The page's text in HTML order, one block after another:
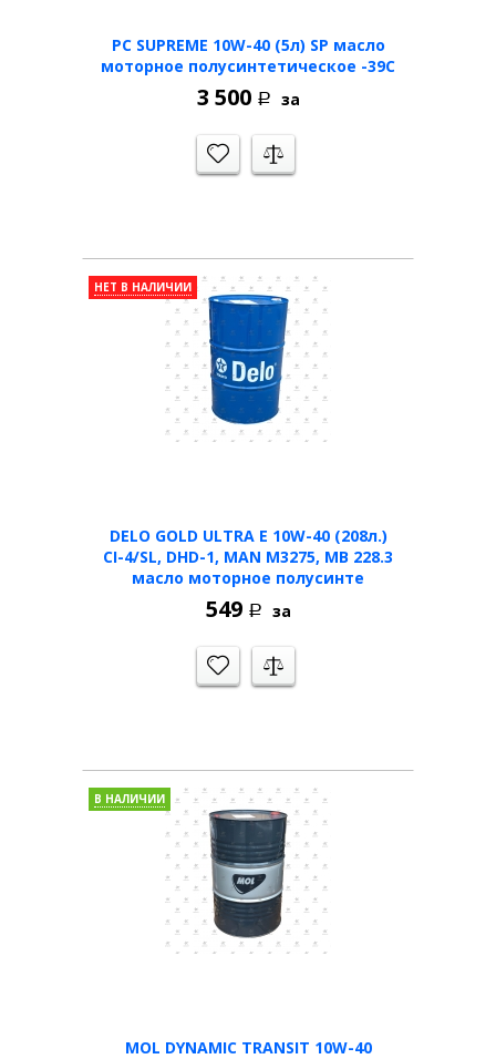
PC SUPREME 10W-40 (5л) SP масло
моторное полусинтетическое -39С
3 500 Р за
DELO GOLD ULTRA E 10W-40 (208л.)
CI-4/SL, DHD-1, MAN M3275, MB 228.3
масло моторное полусинте
НЕТ В НАЛИЧИИ
549 Р за
MOL DYNAMIC TRANSIT 10W-40
В НАЛИЧИИ